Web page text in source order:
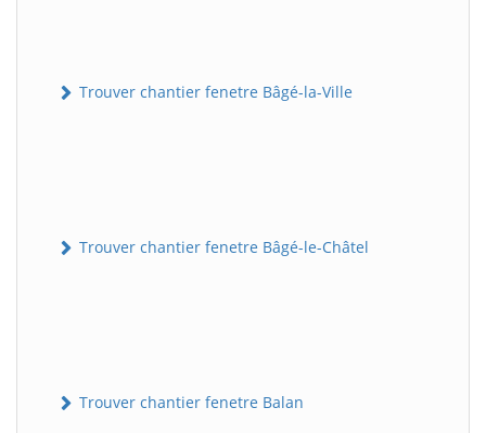
Trouver chantier fenetre Bâgé-la-Ville
Trouver chantier fenetre Bâgé-le-Châtel
Trouver chantier fenetre Balan